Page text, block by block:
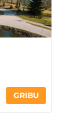
GRIBU